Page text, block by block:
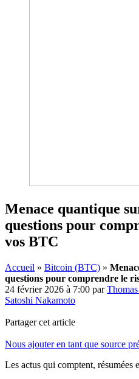
Menace quantique
questions pour
vos BTC
Accueil » Bitcoin (BTC) »
questions pour comprendre le
24 février 2026 à 7:00 par
Satoshi Nakamoto
Partager cet article
Nous ajouter en tant que source
Les actus qui comptent, résumées